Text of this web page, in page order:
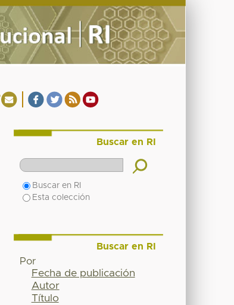
Buscar en RI
Buscar en RI
Esta colección
Buscar en RI
Por
Fecha de publicación
Autor
Título